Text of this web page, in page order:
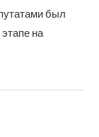
был
на